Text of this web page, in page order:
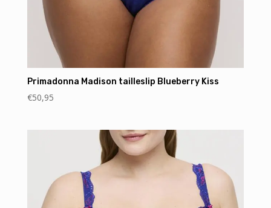
Primadonna Madison tailleslip Blueberry Kiss
€50,95